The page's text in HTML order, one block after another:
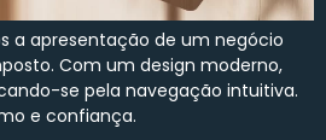
a apresentação de um negócio
Com um design moderno,
se pela navegação intuitiva.
e confiança.